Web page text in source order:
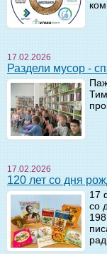
17.02.2026
Раздели мусор -
17.02.2026
120 лет со дня
17
со